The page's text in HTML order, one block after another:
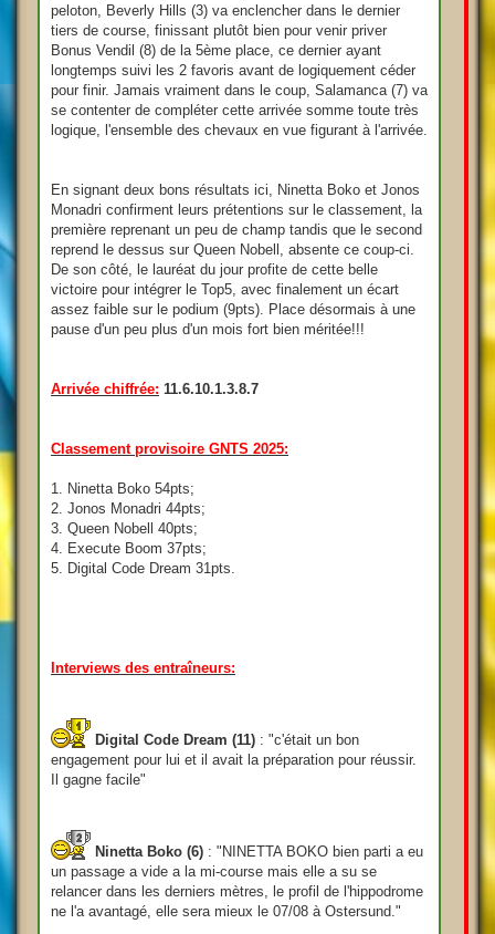
peloton, Beverly Hills (3) va enclencher dans le dernier
tiers de course, finissant plutôt bien pour venir priver
Bonus Vendil (8) de la 5ème place, ce dernier ayant
longtemps suivi les 2 favoris avant de logiquement céder
pour finir. Jamais vraiment dans le coup, Salamanca (7) va
se contenter de compléter cette arrivée somme toute très
logique, l'ensemble des chevaux en vue figurant à l'arrivée.
En signant deux bons résultats ici, Ninetta Boko et Jonos
Monadri confirment leurs prétentions sur le classement, la
première reprenant un peu de champ tandis que le second
reprend le dessus sur Queen Nobell, absente ce coup-ci.
De son côté, le lauréat du jour profite de cette belle
victoire pour intégrer le Top5, avec finalement un écart
assez faible sur le podium (9pts). Place désormais à une
pause d'un peu plus d'un mois fort bien méritée!!!
Arrivée chiffrée: 11.6.10.1.3.8.7
Classement provisoire GNTS 2025:
1. Ninetta Boko 54pts;
2. Jonos Monadri 44pts;
3. Queen Nobell 40pts;
4. Execute Boom 37pts;
5. Digital Code Dream 31pts.
Interviews des entraîneurs:
Digital Code Dream (11) : "c'était un bon
engagement pour lui et il avait la préparation pour réussir.
Il gagne facile"
Ninetta Boko (6) : "NINETTA BOKO bien parti a eu
un passage a vide a la mi-course mais elle a su se
relancer dans les derniers mètres, le profil de l'hippodrome
ne l'a avantagé, elle sera mieux le 07/08 à Ostersund."